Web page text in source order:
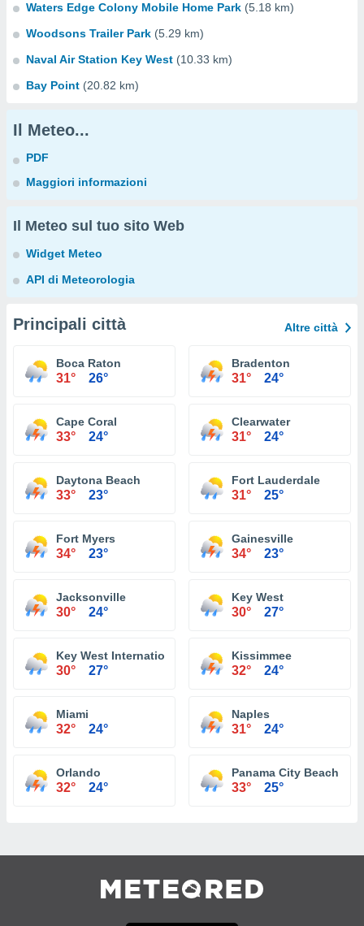
Waters Edge Colony Mobile Home Park (5.18 km)
Woodsons Trailer Park (5.29 km)
Naval Air Station Key West (10.33 km)
Bay Point (20.82 km)
Il Meteo...
PDF
Maggiori informazioni
Il Meteo sul tuo sito Web
Widget Meteo
API di Meteorologia
Principali città Altre città
Boca Raton
31° 26°
Bradenton
31° 24°
Cape Coral
33° 24°
Clearwater
31° 24°
Daytona Beach
33° 23°
Fort Lauderdale
31° 25°
Fort Myers
34° 23°
Gainesville
34° 23°
Jacksonville
30° 24°
Key West
30° 27°
Key West International Airport
30° 27°
Kissimmee
32° 24°
Miami
32° 24°
Naples
31° 24°
Orlando
32° 24°
Panama City Beach
33° 25°